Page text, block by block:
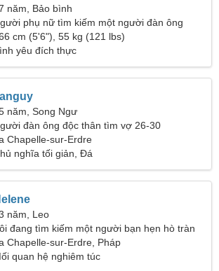
năm, Bảo bình
phụ nữ tìm kiếm một người đàn ông
cm (5'6"), 55 kg (121 lbs)
yêu đích thực
năm, Song Ngư
đàn ông độc thân tìm vợ 26-30
Chapelle-sur-Erdre
nghĩa tối giản, Đá
năm, Leo
đang tìm kiếm một người bạn hẹn hò tràn
năng lượng
Chapelle-sur-Erdre, Pháp
quan hệ nghiêm túc